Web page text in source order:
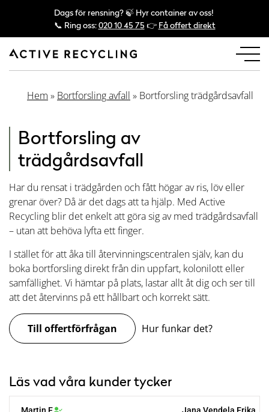
Dags för rensning? 🍃 Hyr container av oss!
📞 Ring oss:020 10 45 75 👉 Få offert direkt
Hem » Bortforsling avfall » Bortforsling trädgårdsavfall
Bortforsling av
trädgårdsavfall
Har du rensat i trädgården och fått högar av ris, löv eller
grenar över? Då är det dags att ta hjälp. Med Active
Recycling blir det enkelt att göra sig av med trädgårdsavfall
– utan att behöva lyfta ett finger.
I stället för att åka till återvinningscentralen själv, kan du
boka bortforsling direkt från din uppfart, kolonilott eller
samfällighet. Vi hämtar på plats, lastar allt åt dig och ser till
att det återvinns på ett hållbart och korrekt sätt.
Till offertförfrågan Hur funkar det?
Läs vad våra kunder tycker